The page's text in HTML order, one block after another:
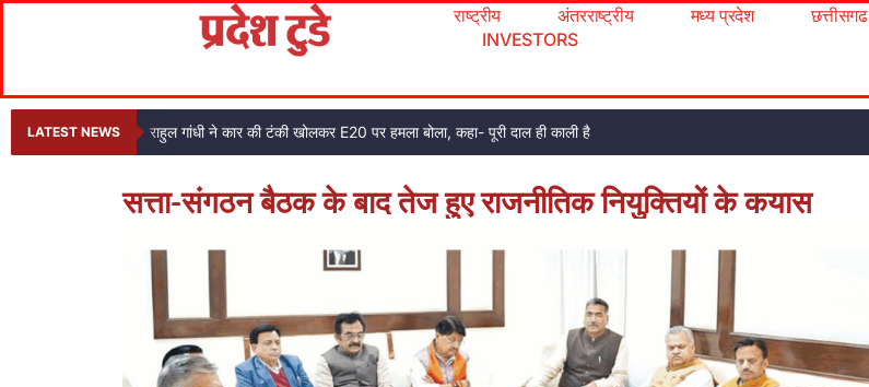
राष्ट्रीय अंतरराष्ट्रीय मध्य प्रदेश छत्तीसगढ
INVESTORS
LATEST NEWS राहुल गांधी ने कार की टंकी खोलकर E20 पर हमला बोला, कहा- पूरी दाल ही काली है
सत्ता-संगठन बैठक के बाद तेज हुए राजनीतिक नियुक्तियों के कयास